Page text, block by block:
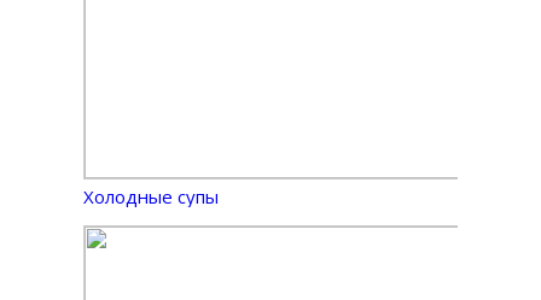
Холодные супы